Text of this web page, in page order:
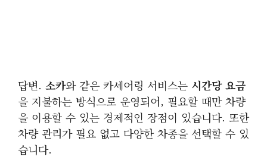
답변. 소카와 같은 카셰어링 서비스는 시간당 요금
을 지불하는 방식으로 운영되어, 필요할 때만 차량
을 이용할 수 있는 경제적인 장점이 있습니다. 또한
차량 관리가 필요 없고 다양한 차종을 선택할 수 있
습니다.